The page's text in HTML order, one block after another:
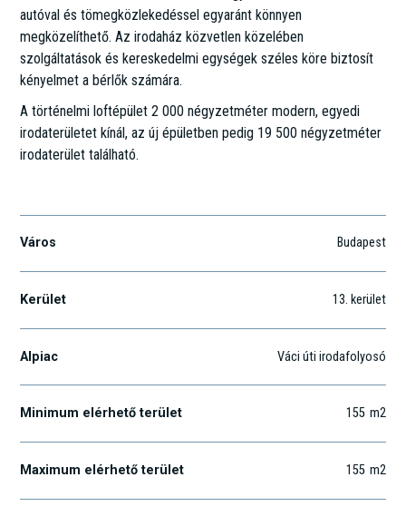
autóval és tömegközlekedéssel egyaránt könnyen
megközelíthető. Az irodaház közvetlen közelében
szolgáltatások és kereskedelmi egységek széles köre biztosít
kényelmet a bérlők számára.
A történelmi loftépület 2 000 négyzetméter modern, egyedi
irodaterületet kínál, az új épületben pedig 19 500 négyzetméter
irodaterület található.
Város Budapest
Kerület 13. kerület
Alpiac Váci úti irodafolyosó
Minimum elérhető terület 155 m2
Maximum elérhető terület 155 m2